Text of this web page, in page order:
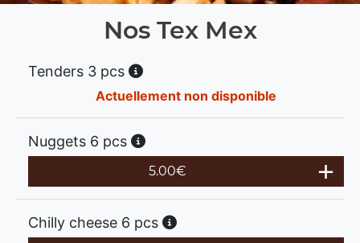
Nos Tex Mex
Tenders 3 pcs
Actuellement non disponible
Nuggets 6 pcs
5.00€
Chilly cheese 6 pcs